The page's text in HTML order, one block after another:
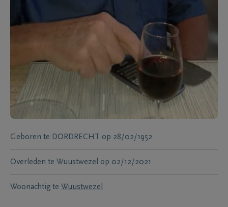
Geboren te DORDRECHT op 28/02/1952
Overleden te Wuustwezel op 02/12/2021
Woonachtig te Wuustwezel